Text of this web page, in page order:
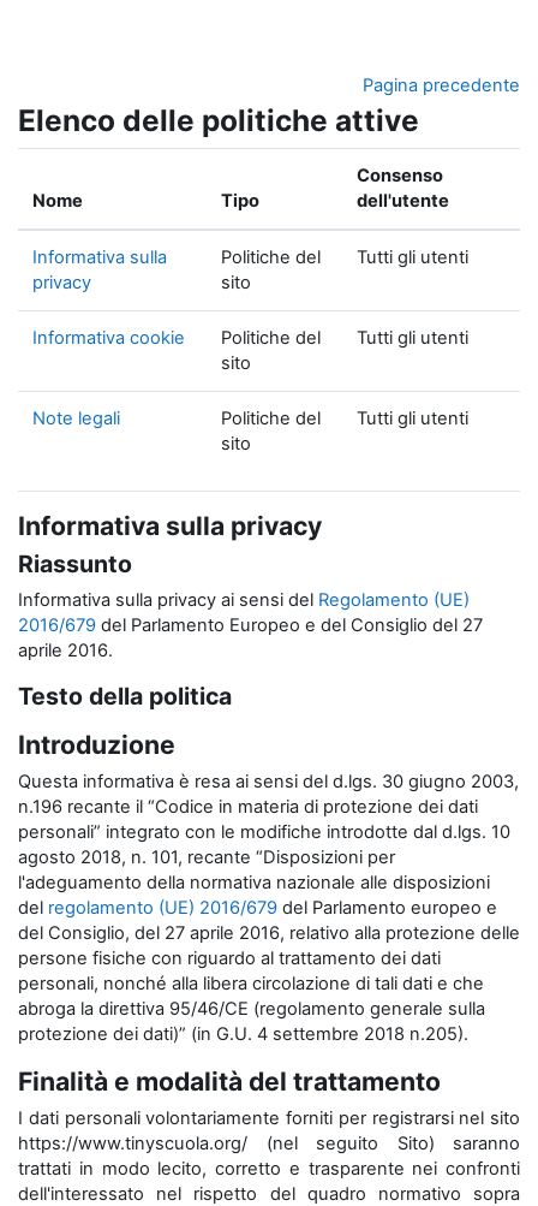
Pagina precedente
Elenco delle politiche attive
Nome Tipo
Consenso
dell'utente
Informativa sulla
privacy
Politiche del
sito
Tutti gli utenti
Informativa cookie
Politiche del
sito
Tutti gli utenti
Note legali
Politiche del
sito
Tutti gli utenti
Informativa sulla privacy
Riassunto
Informativa sulla privacy ai sensi del Regolamento (UE)
2016/679 del Parlamento Europeo e del Consiglio del 27
aprile 2016.
Testo della politica
Introduzione
Questa informativa è resa ai sensi del d.lgs. 30 giugno 2003,
n.196 recante il “Codice in materia di protezione dei dati
personali” integrato con le modifiche introdotte dal d.lgs. 10
agosto 2018, n. 101, recante “Disposizioni per
l'adeguamento della normativa nazionale alle disposizioni
del regolamento (UE) 2016/679 del Parlamento europeo e
del Consiglio, del 27 aprile 2016, relativo alla protezione delle
persone fisiche con riguardo al trattamento dei dati
personali, nonché alla libera circolazione di tali dati e che
abroga la direttiva 95/46/CE (regolamento generale sulla
protezione dei dati)” (in G.U. 4 settembre 2018 n.205).
Finalità e modalità del trattamento
I dati personali volontariamente forniti per registrarsi nel sito
https://www.tinyscuola.org/ (nel seguito Sito) saranno
trattati in modo lecito, corretto e trasparente nei confronti
dell'interessato nel rispetto del quadro normativo sopra